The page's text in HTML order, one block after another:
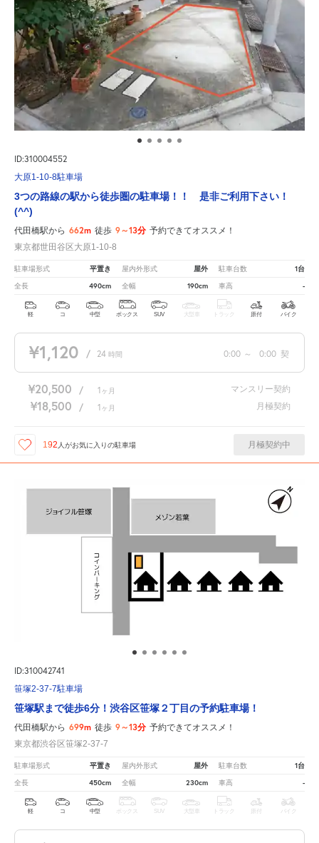
ID:310004552
大原1-10-8駐車場
3つの路線の駅から徒歩圏の駐車場！！ 是非ご利用下さい！
(^^)
代田橋駅から 662m 徒歩 9～13分 予約できてオススメ！
東京都世田谷区大原1-10-8
駐車場形式 平置き 屋内外形式 屋外 駐車台数 1台
全長 490cm 全幅 190cm 車高 -
軽 コ 中型 ボックス SUV 大型車 トラック 原付 バイク
¥1,120 / 24 時間 0:00 ～ 0:00 契
¥20,500 / 1 ヶ月 マンスリー契約
¥18,500 / 1 ヶ月 月極契約
192 人がお気に入りの駐車場 月極契約中
ID:310042741
笹塚2-37-7駐車場
笹塚駅まで徒歩6分！渋谷区笹塚２丁目の予約駐車場！
代田橋駅から 699m 徒歩 9～13分 予約できてオススメ！
東京都渋谷区笹塚2-37-7
駐車場形式 平置き 屋内外形式 屋外 駐車台数 1台
全長 450cm 全幅 230cm 車高 -
軽 コ 中型 ボックス SUV 大型車 トラック 原付 バイク